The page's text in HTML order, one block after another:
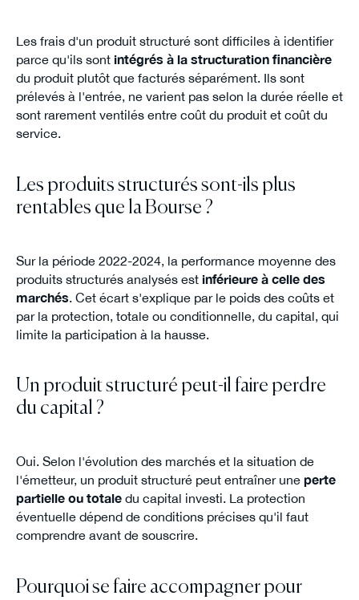
Les frais d'un produit structuré sont difficiles à identifier
parce qu'ils sont intégrés à la structuration financière
du produit plutôt que facturés séparément. Ils sont
prélevés à l'entrée, ne varient pas selon la durée réelle et
sont rarement ventilés entre coût du produit et coût du
service.
Les produits structurés sont-ils plus
rentables que la Bourse ?
Sur la période 2022-2024, la performance moyenne des
produits structurés analysés est inférieure à celle des
marchés. Cet écart s'explique par le poids des coûts et
par la protection, totale ou conditionnelle, du capital, qui
limite la participation à la hausse.
Un produit structuré peut-il faire perdre
du capital ?
Oui. Selon l'évolution des marchés et la situation de
l'émetteur, un produit structuré peut entraîner une perte
partielle ou totaledu capital investi. La protection
éventuelle dépend de conditions précises qu'il faut
comprendre avant de souscrire.
Pourquoi se faire accompagner pour